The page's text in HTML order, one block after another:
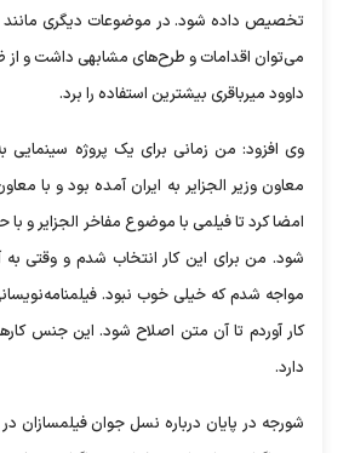
تخصیص داده شود. در موضوعات دیگری مانند
می‌توان اقدامات و طرح‌های مشابهی داشت و از
داوود میرباقری بیشترین استفاده را برد.
وی افزود: من زمانی برای یک پروژه سینمایی
معاون وزیر الجزایر به ایران آمده بود و با
امضا کرد تا فیلمی با موضوع مفاخر الجزایر و با
شود. من برای این کار انتخاب شدم و وقتی به
مواجه شدم که خیلی خوب نبود.
کار آوردم تا آن متن اصلاح شود. این جنس
دارد.
شورجه در پایان درباره نسل جوان فیلمسازان